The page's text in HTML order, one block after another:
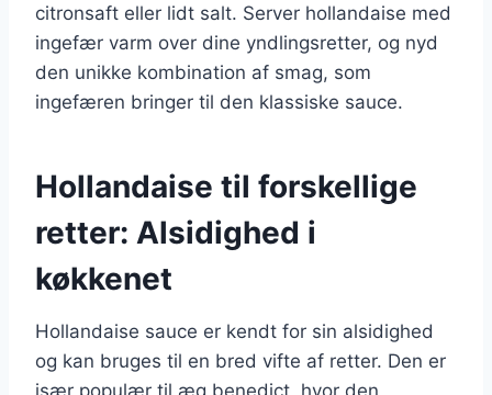
citronsaft eller lidt salt. Server hollandaise med
ingefær varm over dine yndlingsretter, og nyd
den unikke kombination af smag, som
ingefæren bringer til den klassiske sauce.
Hollandaise til forskellige
retter: Alsidighed i
køkkenet
Hollandaise sauce er kendt for sin alsidighed
og kan bruges til en bred vifte af retter. Den er
især populær til æg benedict, hvor den